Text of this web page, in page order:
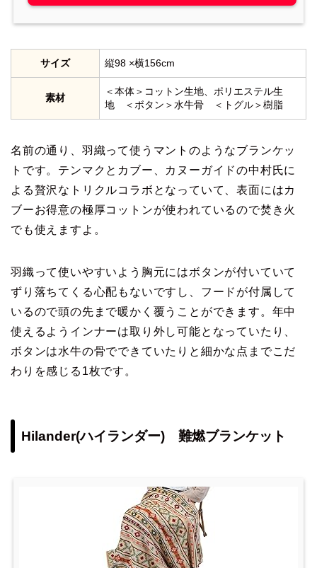
サイズ 縦98 ×横156cm
素材
＜本体＞コットン生地、ポリエステル生
地 ＜ボタン＞水牛骨 ＜トグル＞樹脂
名前の通り、羽織って使うマントのようなブランケッ
トです。テンマクとカブー、カヌーガイドの中村氏に
よる贅沢なトリクルコラボとなっていて、表面にはカ
ブーお得意の極厚コットンが使われているので焚き火
でも使えますよ。
羽織って使いやすいよう胸元にはボタンが付いていて
ずり落ちてくる心配もないですし、フードが付属して
いるので頭の先まで暖かく覆うことができます。年中
使えるようインナーは取り外し可能となっていたり、
ボタンは水牛の骨でできていたりと細かな点までこだ
わりを感じる1枚です。
Hilander(ハイランダー) 難燃ブランケット